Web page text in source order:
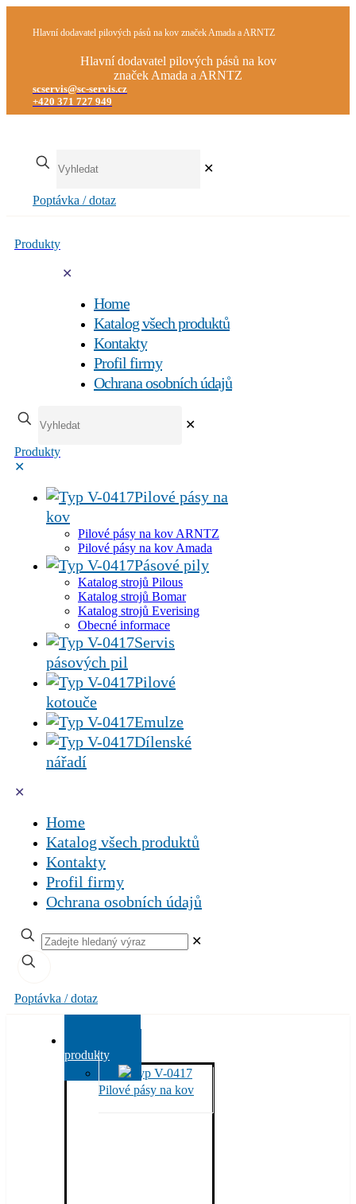
Hlavní dodavatel pilových pásů na kov značek Amada a ARNTZ
Hlavní dodavatel pilových pásů na kov
značek Amada a ARNTZ
scservis@sc-servis.cz
+420 371 727 949
✕
Poptávka / dotaz
Produkty
✕
Home
Katalog všech produktů
Kontakty
Profil firmy
Ochrana osobních údajů
✕
Produkty
✕
Pilové pásy na
kov
Pilové pásy na kov ARNTZ
Pilové pásy na kov Amada
Pásové pily
Katalog strojů Pilous
Katalog strojů Bomar
Katalog strojů Everising
Obecné informace
Servis
pásových pil
Pilové
kotouče
Emulze
Dílenské
nářadí
✕
Home
Katalog všech produktů
Kontakty
Profil firmy
Ochrana osobních údajů
✕
Poptávka / dotaz
produkty
Pilové pásy na kov